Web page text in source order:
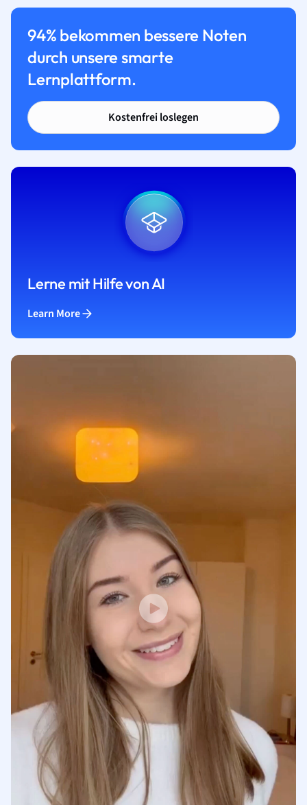
94% bekommen bessere Noten
durch unsere smarte
Lernplattform.
Kostenfrei loslegen
Lerne mit Hilfe von AI
Learn More